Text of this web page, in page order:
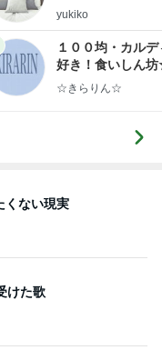
ep Life Simple◆
yukiko
１００均・カルデ
好き！食いしん
らりん☆のブログ
☆きらりん☆
くない現実
けた歌